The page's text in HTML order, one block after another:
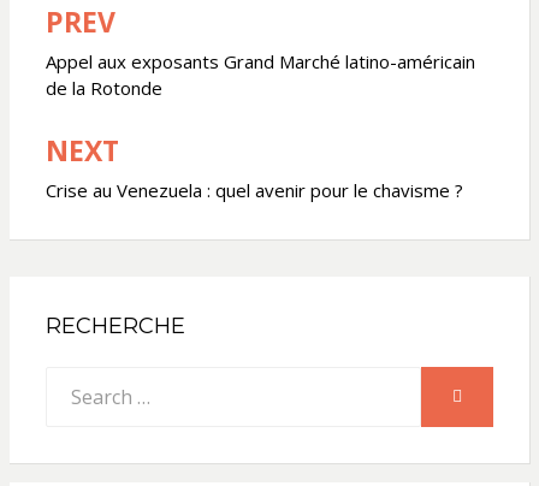
Navigation
de
l’article
PREV
Appel aux exposants Grand Marché latino-américain
de la Rotonde
NEXT
Crise au Venezuela : quel avenir pour le chavisme ?
RECHERCHE
for:
SEARCH